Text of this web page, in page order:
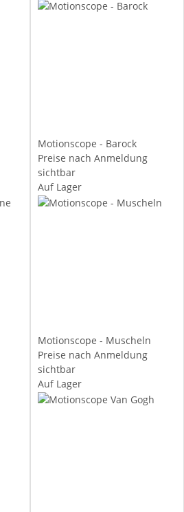
Motionscope - Barock
Preise nach Anmeldung
sichtbar
Auf Lager
Motionscope - Muscheln
Preise nach Anmeldung
sichtbar
Auf Lager